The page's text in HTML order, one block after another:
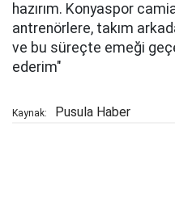
hazırım. Konyaspor
antrenörlere, takım
ve bu süreçte emeği
ederim"
Kaynak: Pusula Haber